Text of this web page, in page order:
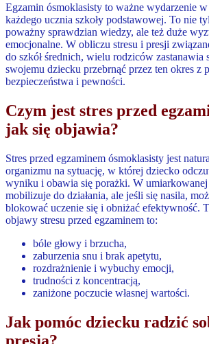
Egzamin ósmoklasisty to ważne wydarzenie
każdego ucznia szkoły podstawowej. To nie
poważny sprawdzian wiedzy, ale też duże
emocjonalne. W obliczu stresu i presji
do szkół średnich, wielu rodziców zastanawia
swojemu dziecku przebrnąć przez ten okres z
bezpieczeństwa i pewności.
Czym jest stres przed
jak się objawia?
Stres przed egzaminem ósmoklasisty jest
organizmu na sytuację, w której dziecko
wyniku i obawia się porażki. W
mobilizuje do działania, ale jeśli się nasila,
blokować uczenie się i obniżać efektywność.
objawy stresu przed egzaminem to:
bóle głowy i brzucha,
zaburzenia snu i brak apetytu,
rozdrażnienie i wybuchy emocji,
trudności z koncentracją,
zaniżone poczucie własnej wartości.
Jak pomóc dziecku radzić
presją?